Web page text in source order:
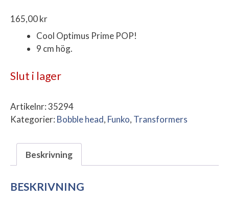
165,00kr
Cool Optimus Prime POP!
9 cm hög.
Slut i lager
Artikelnr:35294
Kategorier: Bobble head, Funko, Transformers
Beskrivning
BESKRIVNING